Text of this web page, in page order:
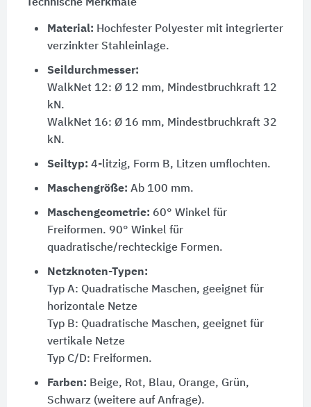
Technische Merkmale
Material: Hochfester Polyester mit integrierter
verzinkter Stahleinlage.
Seildurchmesser:
WalkNet 12: Ø 12 mm, Mindestbruchkraft 12
kN.
WalkNet 16: Ø 16 mm, Mindestbruchkraft 32
kN.
Seiltyp: 4-litzig, Form B, Litzen umflochten.
Maschengröße: Ab 100 mm.
Maschengeometrie: 60° Winkel für
Freiformen. 90° Winkel für
quadratische/rechteckige Formen.
Netzknoten-Typen:
Typ A: Quadratische Maschen, geeignet für
horizontale Netze
Typ B: Quadratische Maschen, geeignet für
vertikale Netze
Typ C/D: Freiformen.
Farben: Beige, Rot, Blau, Orange, Grün,
Schwarz (weitere auf Anfrage).